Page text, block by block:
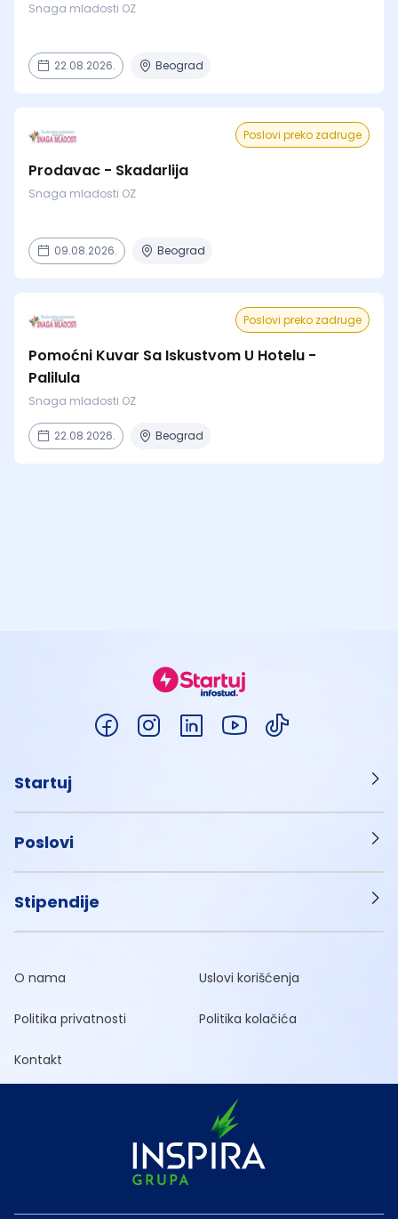
Snaga mladosti OZ
22.08.2026. Beograd
Poslovi preko zadruge
Prodavac - Skadarlija
Snaga mladosti OZ
09.08.2026. Beograd
Poslovi preko zadruge
Pomoćni Kuvar Sa Iskustvom U Hotelu -
Palilula
Snaga mladosti OZ
22.08.2026. Beograd
Startuj
Poslovi
Stipendije
O nama Uslovi korišćenja
Politika privatnosti Politika kolačića
Kontakt